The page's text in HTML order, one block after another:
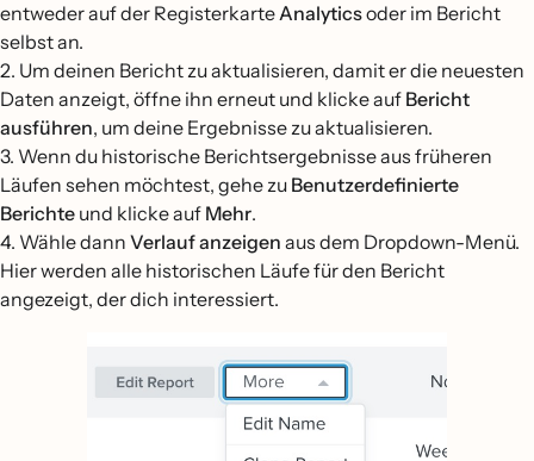
entweder auf der RegisterkarteAnalyticsoder im Bericht
selbst an.
2. Um deinen Bericht zu aktualisieren, damit er die neuesten
Daten anzeigt, öffne ihn erneut und klicke auf Bericht
ausführen, um deine Ergebnisse zu aktualisieren.
3. Wenn du historische Berichtsergebnisse aus früheren
Läufen sehen möchtest, gehe zu Benutzerdefinierte
Berichte und klicke auf Mehr.
4. Wähle dann Verlauf anzeigen aus dem Dropdown-Menü.
Hier werden alle historischen Läufe für den Bericht
angezeigt, der dich interessiert.